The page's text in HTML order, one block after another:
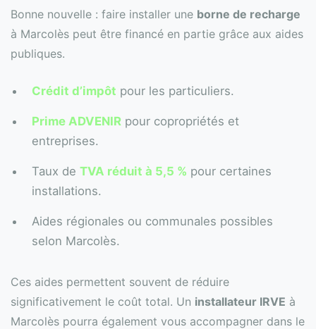
Bonne nouvelle : faire installer une borne de recharge
à Marcolès peut être financé en partie grâce aux aides
publiques.
Crédit d’impôt pour les particuliers.
Prime ADVENIR pour copropriétés et
entreprises.
Taux de TVA réduit à 5,5 % pour certaines
installations.
Aides régionales ou communales possibles
selon Marcolès.
Ces aides permettent souvent de réduire
significativement le coût total. Un installateur IRVE à
Marcolès pourra également vous accompagner dans le